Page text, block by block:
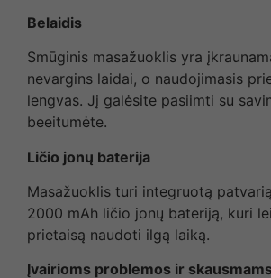
Belaidis
Smūginis masažuoklis yra
nevargins laidai, o naudojimasis
lengvas. Jį galėsite pasiimti su
beeitumėte.
Ličio jonų baterija
Masažuoklis turi integruotą
2000 mAh ličio jonų bateriją, kuri
prietaisą naudoti ilgą laiką.
Įvairioms problemos ir